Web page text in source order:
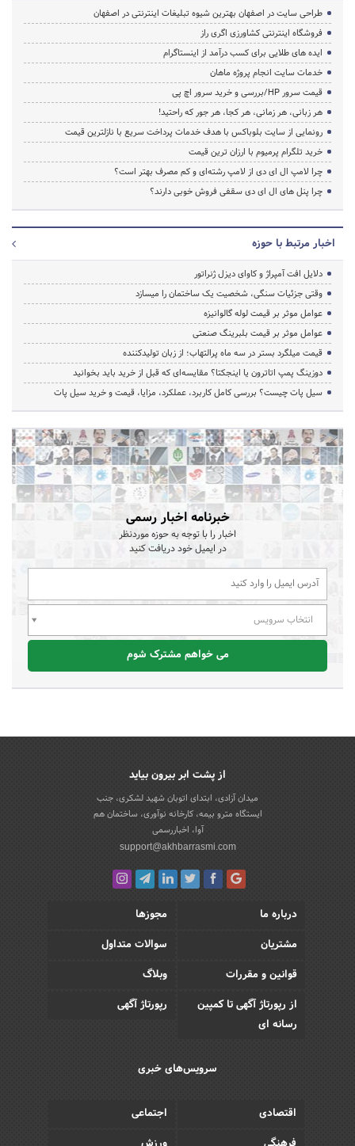
طراحی سایت در اصفهان بهترین شیوه تبلیغات اینترنتی در اصفهان
فروشگاه اینترنتی کشاورزی اگری راز
ایده های طلایی برای کسب درآمد از اینستاگرام
خدمات سایت انجام پروژه ماهان
قیمت سرور HP/بررسی و خرید سرور اچ پی
هر زبانی، هر زمانی، هر کجا، هر جور که راحتید!
رونمایی از سایت بلوباکس با هدف خدمات پرداخت سریع با نازلترین قیمت
خرید تلگرام پرمیوم با ارزان ترین قیمت
چرا لامپ ال ای دی از لامپ رشته‌ای و کم مصرف بهتر است؟
چرا پنل های ال ای دی سقفی فروش خوبی دارند؟
اخبار مرتبط با حوزه
دلایل افت آمپراژ و کاوای دیزل ژنراتور
وقتی جزئیات سنگی، شخصیت یک ساختمان را میسازد
عوامل موثر بر قیمت لوله گالوانیزه
عوامل موثر بر قیمت بلبرینگ صنعتی
قیمت میلگرد بستر در سه ماه پرالتهاب؛ از زبان تولیدکننده
دوزینگ پمپ اتاترون یا اینجکتا؟ مقایسه‌ای که قبل از خرید باید بخوانید
سیل پات چیست؟ بررسی کامل کاربرد، عملکرد، مزایا، قیمت و خرید سیل پات
خبرنامه اخبار رسمی
اخبار را با توجه به حوزه موردنظر
در ایمیل خود دریافت کنید
انتخاب سرویس
می خواهم مشترک شوم
از پشت ابر بیرون بیاید
میدان آزادی، ابتدای اتوبان شهید لشکری، جنب
ایستگاه مترو بیمه، کارخانه نوآوری، ساختمان هم
آوا، اخباررسمی
support@akhbarrasmi.com
درباره ما
مجوزها
مشتریان
سوالات متداول
قوانین و مقررات
وبلاگ
از رپورتاژ آگهی تا کمپین
رسانه ای
رپورتاژ آگهی
سرویس‌های خبری
اقتصادی
اجتماعی